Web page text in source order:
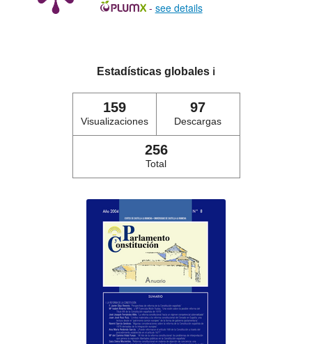
- see details
Estadísticas globales ℹ️
159
Visualizaciones
97
Descargas
256
Total